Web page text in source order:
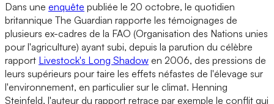
Dans une enquête publiée le 20 octobre, le quotidien
britannique The Guardian rapporte les témoignages de
plusieurs ex-cadres de la FAO (Organisation des Nations unies
pour l'agriculture) ayant subi, depuis la parution du célèbre
rapport Livestock's Long Shadow en 2006, des pressions de
leurs supérieurs pour taire les effets néfastes de l'élevage sur
l'environnement, en particulier sur le climat. Henning
Steinfeld, l'auteur du rapport retrace par exemple le conflit qui